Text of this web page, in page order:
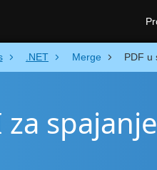
.NET Merge PDF u
za